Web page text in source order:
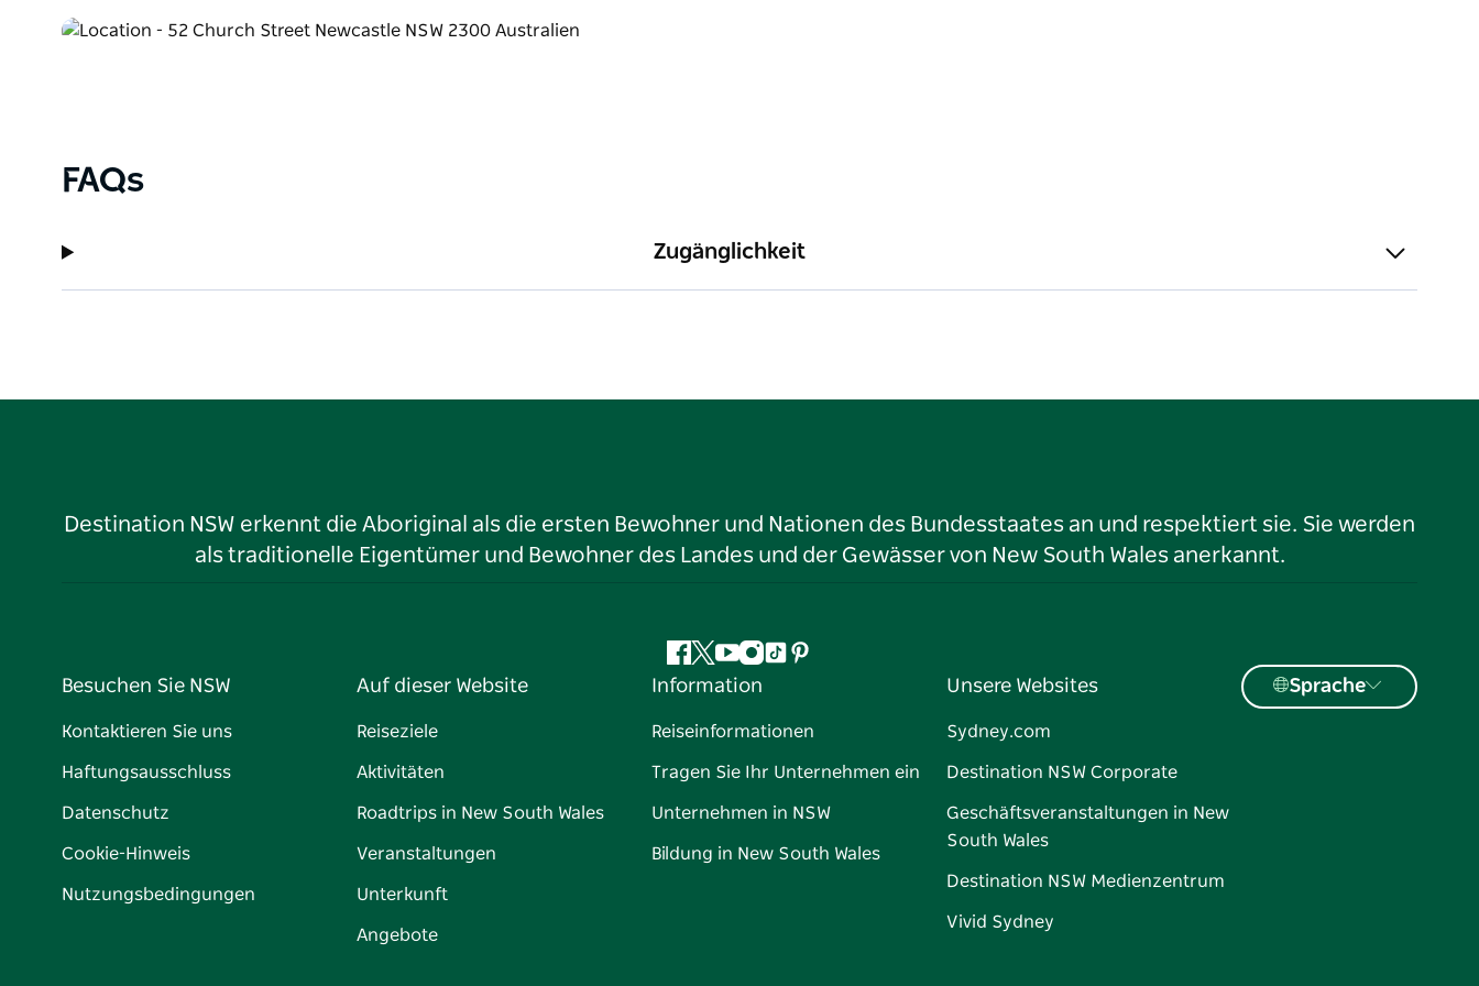
entdecken Sie historische Grabsteine und Informationstafeln oder entspannen Sie sich einfach
FAQs
Zugänglichkeit
Destination NSW erkennt die Aboriginal als die ersten Bewohner und Nationen des Bundesstaates an und respektiert sie. Sie werden
als traditionelle Eigentümer und Bewohner des Landes und der Gewässer von New South Wales anerkannt.
Facebook
Twitter
YouTube
Instagram
TikTokPinterest
Besuchen Sie NSW
Kontaktieren Sie uns
Haftungsausschluss
Datenschutz
Cookie-Hinweis
Nutzungsbedingungen
Auf dieser Website
Reiseziele
Aktivitäten
Roadtrips in New South Wales
Veranstaltungen
Unterkunft
Angebote
Information
Reiseinformationen
Tragen Sie Ihr Unternehmen ein
Unternehmen in NSW
Bildung in New South Wales
Unsere Websites
Sydney.com
Destination NSW Corporate
Geschäftsveranstaltungen in New
South Wales
Destination NSW Medienzentrum
Vivid Sydney
Sprache